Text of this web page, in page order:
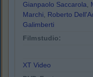
Gianpaolo Saccarola,
Marchi, Roberto
Galimberti
Filmstudio:
XT Video